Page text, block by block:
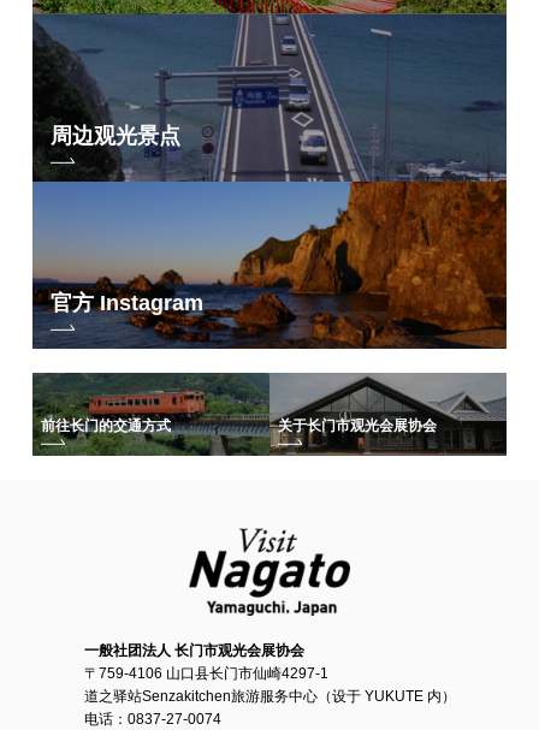
周边观光景点
官方 Instagram
前往长门的交通方式 关于长门市观光会展协会
一般社团法人 长门市观光会展协会
〒759-4106 山口县长门市仙崎4297-1
道之驿站Senzakitchen旅游服务中心（设于 YUKUTE 内）
电话：0837-27-0074